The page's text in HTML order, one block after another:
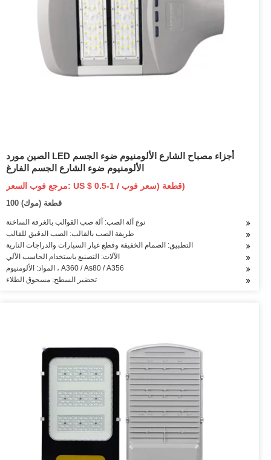
الصين مورد LED أجزاء مصباح الشارع الألومنيوم ضوء الجسم
الألومنيوم ضوء الشارع الجسم الفارغ
مرجع فوب السعر: US $ 0.5-1 / قطعة (سعر فوب)
100 قطعة (موك)
نوع آلة الصب: آلة صب القوالب بالغرفة الساخنة
طريقة الصب بالقالب: الصب الدقيق للقالب
التطبيق: الصمام الخفيفة وقطع غيار السيارات والدراجات النارية
الآلات: التصنيع باستخدام الحاسب الآلي
المواد: الألومنيوم ، A360 / As80 / A356
تحضير السطح: مسحوق الطلاء